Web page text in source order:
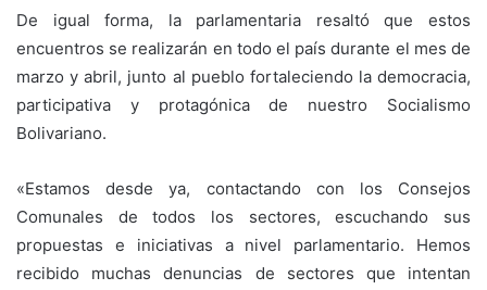
De igual forma, la parlamentaria resaltó que estos
encuentros se realizarán en todo el país durante el mes de
marzo y abril, junto al pueblo fortaleciendo la democracia,
participativa y protagónica de nuestro Socialismo
Bolivariano.
«Estamos desde ya, contactando con los Consejos
Comunales de todos los sectores, escuchando sus
propuestas e iniciativas a nivel parlamentario. Hemos
recibido muchas denuncias de sectores que intentan